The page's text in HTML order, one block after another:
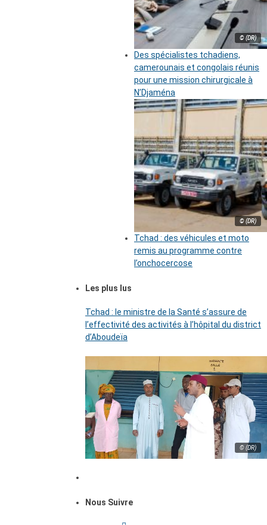
© (DR)
Des spécialistes tchadiens,
camerounais et congolais réunis
pour une mission chirurgicale à
N’Djaména
© (DR)
Tchad : des véhicules et moto
remis au programme contre
l’onchocercose
Les plus lus
Tchad : le ministre de la Santé s’assure de
l’effectivité des activités à l’hôpital du district
d’Aboudeïa
© (DR)
Nous Suivre